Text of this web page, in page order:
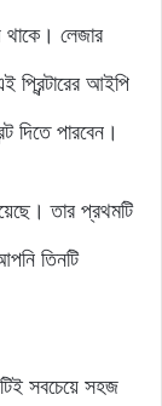
থাকে। লেজার
প্রিন্টারের আইপি
দিতে পারবেন।
তার প্রথমটি
তিনটি
সবচেয়ে সহজ